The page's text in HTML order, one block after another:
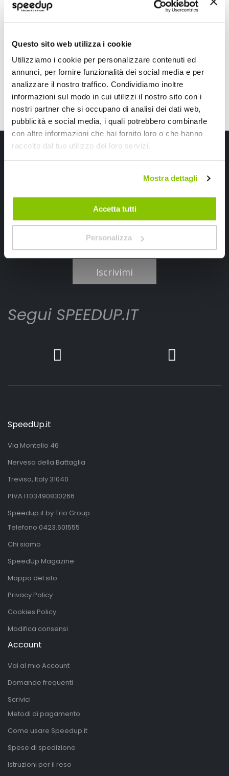
Questo sito web utilizza i cookie
Utilizziamo i cookie per personalizzare contenuti ed
annunci, per fornire funzionalità dei social media e per
analizzare il nostro traffico. Condividiamo inoltre
informazioni sul modo in cui utilizzi il nostro sito con i
nostri partner che si occupano di analisi dei dati web,
pubblicità e social media, i quali potrebbero combinarle
con altre informazioni che hai fornito loro o che hanno
raccolto dal tuo utilizzo dei loro servizi.
Mostra dettagli
Accetta tutti
Personalizza
Polipropilene Nero
speciale
39,60 €
Nero Regolabile
89,10 €
Iscriviti alla newsletter Speedup
Ho letto e accettato il documentoprivacy policy
Iscrivimi
Segui SPEEDUP.IT
SpeedUp.it
Via Montello 46
Nervesa della Battaglia
Treviso, Italy 31040
PIVA IT03490830266
Speedup.it by Trio Group
Telefono 0423.601555
Chi siamo
SpeedUp Magazine
Mappa del sito
Privacy Policy
Cookies Policy
Modifica consensi
Account
Vai al mio Account
Domande frequenti
Scrivici
Metodi di pagamento
Come usare Speedup.it
Spese di spedizione
Istruzioni per il reso